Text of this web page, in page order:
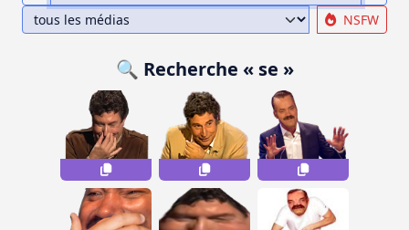
NSFW
🔍 Recherche « se »